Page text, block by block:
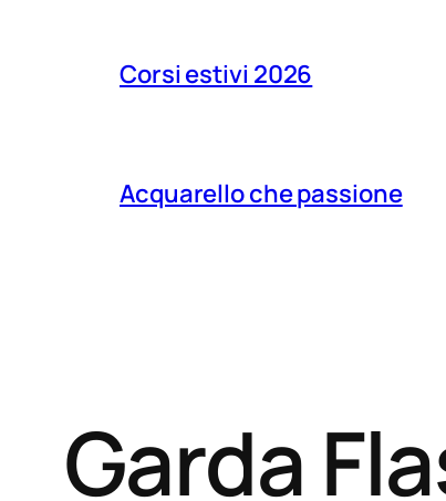
Corsi estivi 2026
Acquarello che passione
Garda